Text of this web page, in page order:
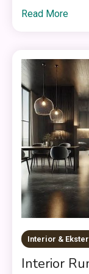
Read More
Interior &
Interior